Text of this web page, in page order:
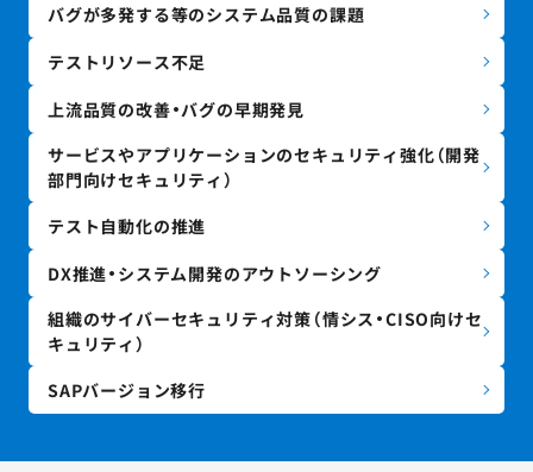
バグが多発する等のシステム品質の課題
テストリソース不足
上流品質の改善・バグの早期発見
サービスやアプリケーションのセキュリティ強化（開発
部門向けセキュリティ）
テスト自動化の推進
DX推進・システム開発のアウトソーシング
組織のサイバーセキュリティ対策（情シス・CISO向けセ
キュリティ）
SAPバージョン移行